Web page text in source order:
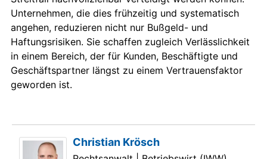
Unternehmen, die dies frühzeitig und systematisch
angehen, reduzieren nicht nur Bußgeld- und
Haftungsrisiken. Sie schaffen zugleich Verlässlichkeit
in einem Bereich, der für Kunden, Beschäftigte und
Geschäftspartner längst zu einem Vertrauensfaktor
geworden ist.
Christian Krösch